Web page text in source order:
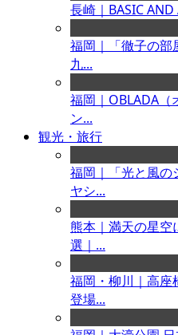
長崎｜BASIC AND
福岡｜「徹子の部
九...
福岡｜OBLADA（
ン...
観光・旅行
福岡｜「光と風の
ヤシ...
熊本｜満天の星空
選｜...
福岡・柳川｜高座
登場...